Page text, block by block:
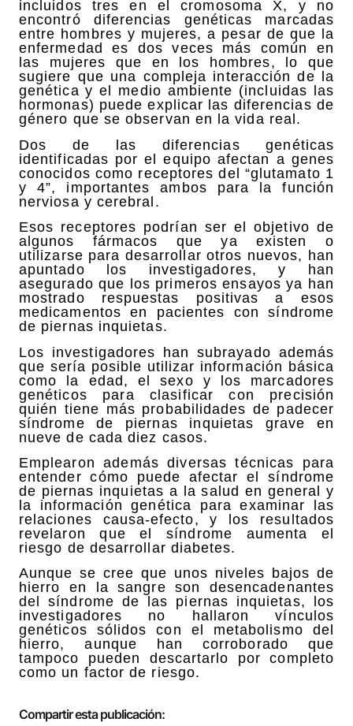
incluidos tres en el cromosoma X, y no
encontró diferencias genéticas marcadas
entre hombres y mujeres, a pesar de que la
enfermedad es dos veces más común en
las mujeres que en los hombres, lo que
sugiere que una compleja interacción de la
genética y el medio ambiente (incluidas las
hormonas) puede explicar las diferencias de
género que se observan en la vida real.
Dos de las diferencias genéticas
identificadas por el equipo afectan a genes
conocidos como receptores del “glutamato 1
y 4”, importantes ambos para la función
nerviosa y cerebral.
Esos receptores podrían ser el objetivo de
algunos fármacos que ya existen o
utilizarse para desarrollar otros nuevos, han
apuntado los investigadores, y han
asegurado que los primeros ensayos ya han
mostrado respuestas positivas a esos
medicamentos en pacientes con síndrome
de piernas inquietas.
Los investigadores han subrayado además
que sería posible utilizar información básica
como la edad, el sexo y los marcadores
genéticos para clasificar con precisión
quién tiene más probabilidades de padecer
síndrome de piernas inquietas grave en
nueve de cada diez casos.
Emplearon además diversas técnicas para
entender cómo puede afectar el síndrome
de piernas inquietas a la salud en general y
la información genética para examinar las
relaciones causa-efecto, y los resultados
revelaron que el síndrome aumenta el
riesgo de desarrollar diabetes.
Aunque se cree que unos niveles bajos de
hierro en la sangre son desencadenantes
del síndrome de las piernas inquietas, los
investigadores no hallaron vínculos
genéticos sólidos con el metabolismo del
hierro, aunque han corroborado que
tampoco pueden descartarlo por completo
como un factor de riesgo.
Compartir esta publicación: